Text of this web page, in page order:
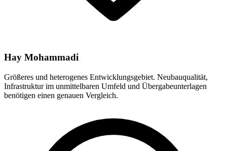
Hay Mohammadi
Größeres und heterogenes Entwicklungsgebiet. Neubauqualität,
Infrastruktur im unmittelbaren Umfeld und Übergabeunterlagen
benötigen einen genauen Vergleich.